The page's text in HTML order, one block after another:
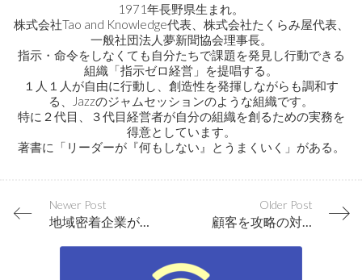
1971年長野県生まれ。
株式会社Tao and Knowledge代表、株式会社たくらみ屋代表、
一般社団法人夢新聞協会理事長。
指示・命令をしなくても自分たちで課題を発見し行動できる
組織「指示ゼロ経営」を提唱する。
１人１人が自由に行動し、創造性を発揮しながらも調和す
る、Jazzのジャムセッションのような組織です。
特に２代目、３代目経営者が自分の組織を創るための実務を
得意としています。
著書に「リーダーが『何もしない』とうまくいく」がある。
Newer Post Older Post
顧客を攻略の対象として見るか、同志として見るかで繁栄が決まる